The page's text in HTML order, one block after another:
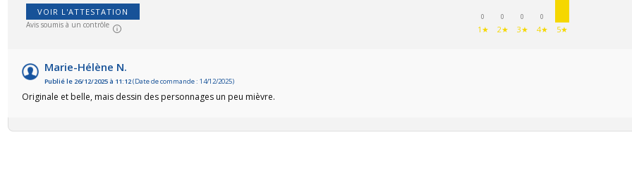
VOIR L'ATTESTATION
Avis soumis à un contrôle
0
1★
0
2★
0
3★
0
4★ 5★
Marie-Hélène N.
Publié le 26/12/2025 à 11:12(Date de commande : 14/12/2025)
Originale et belle, mais dessin des personnages un peu mièvre.